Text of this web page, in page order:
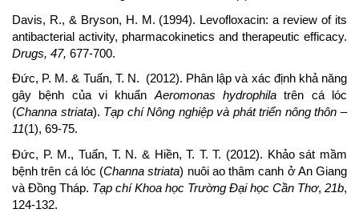
Davis, R., & Bryson, H. M. (1994). Levofloxacin: a review of its
antibacterial activity, pharmacokinetics and therapeutic efficacy.
Drugs, 47, 677-700.
Đức, P. M. & Tuấn, T. N. (2012). Phân lập và xác định khả năng
gây bệnh của vi khuẩn Aeromonas hydrophila trên cá lóc
(Channa striata). Tạp chí Nông nghiệp và phát triển nông thôn –
11(1), 69-75.
Đức, P. M., Tuấn, T. N. & Hiền, T. T. T. (2012). Khảo sát mầm
bệnh trên cá lóc (Channa striata) nuôi ao thâm canh ở An Giang
và Đồng Tháp. Tạp chí Khoa học Trường Đại học Cần Thơ, 21b,
124-132.